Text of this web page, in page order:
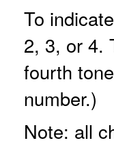
To
2, 3, or 4.
fourth
number.)
Note: all